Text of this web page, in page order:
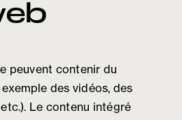
peuvent contenir du
des vidéos, des
Le contenu intégré